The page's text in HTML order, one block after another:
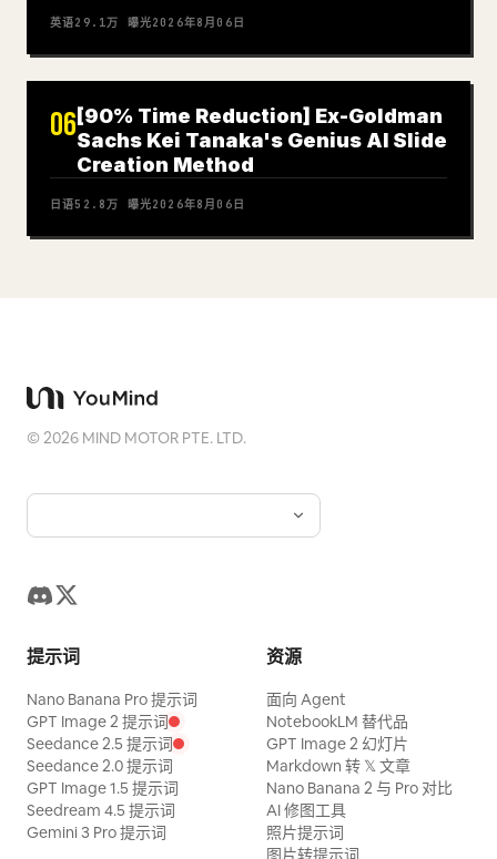
英语29.1万 曝光2026年8月06日
06 [90% Time Reduction] Ex-Goldman
Sachs Kei Tanaka's Genius AI Slide
Creation Method
日语52.8万 曝光2026年8月06日
©2026 MIND MOTOR PTE. LTD.
提示词
Nano Banana Pro 提示词
GPT Image 2 提示词
Seedance 2.5 提示词
Seedance 2.0 提示词
GPT Image 1.5 提示词
Seedream 4.5 提示词
Gemini 3 Pro 提示词
资源
面向 Agent
NotebookLM 替代品
GPT Image 2 幻灯片
Markdown 转 𝕏 文章
Nano Banana 2 与 Pro 对比
AI 修图工具
照片提示词
图片转提示词